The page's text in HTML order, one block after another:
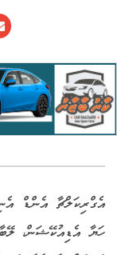
އެގްރިކަލްޗާ އެންޑް
ހަޔާ އެޑިއުކޭޝަން،